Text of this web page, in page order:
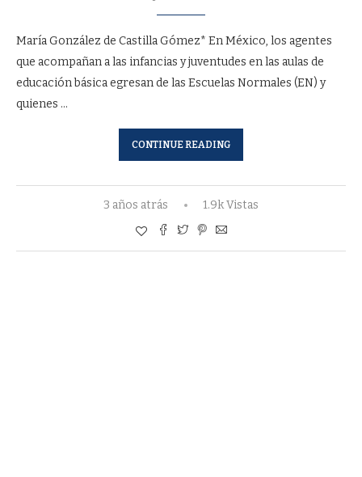
María González de Castilla Gómez* En México, los agentes
que acompañan a las infancias y juventudes en las aulas de
educación básica egresan de las Escuelas Normales (EN) y
quienes …
CONTINUE READING
3 años atrás 1.9k Vistas